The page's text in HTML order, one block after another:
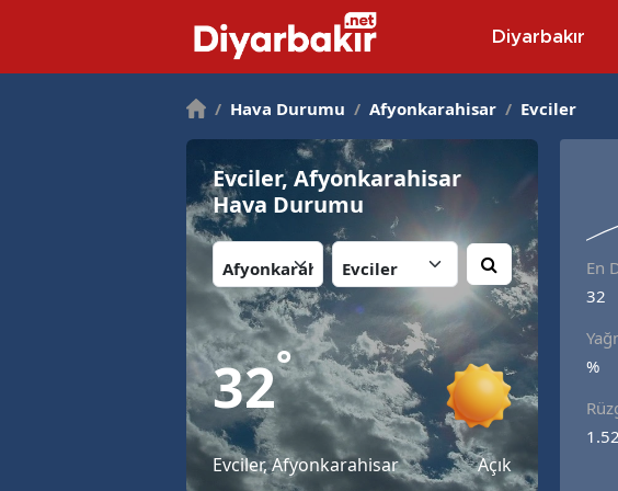
Diyarbakır
/ Hava Durumu / Afyonkarahisar / Evciler
Evciler, Afyonkarahisar
Hava Durumu
32°
Evciler, Afyonkarahisar Açık
En
32
%